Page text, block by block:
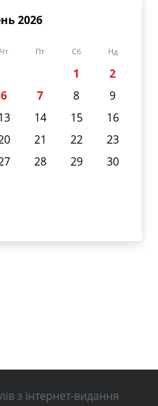
2026
Чт Пт Сб Нд
1
2
6 7 8
9
14 15
16
21 22
23
28 29
30
з інтернет-видання